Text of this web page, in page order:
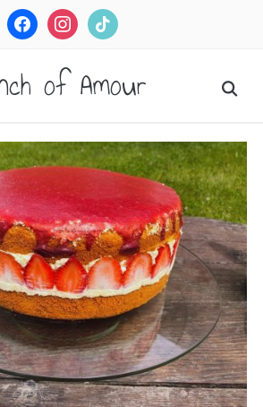
facebookinstagramtiktok
of Amour